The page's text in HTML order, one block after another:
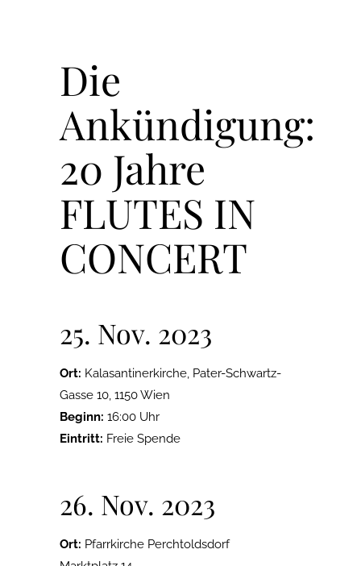
Die
Ankündigung:
20 Jahre
FLUTES IN
CONCERT
25. Nov. 2023
Ort: Kalasantinerkirche, Pater-Schwartz-
Gasse 10, 1150 Wien
Beginn: 16:00 Uhr
Eintritt: Freie Spende
26. Nov. 2023
Ort: Pfarrkirche Perchtoldsdorf